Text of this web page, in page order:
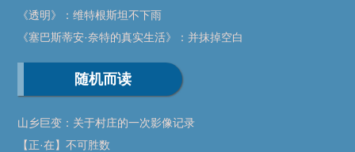
《透明》：维特根斯坦不下雨
《塞巴斯蒂安·奈特的真实生活》：并抹掉空白
随机而读
山乡巨变：关于村庄的一次影像记录
【正·在】不可胜数